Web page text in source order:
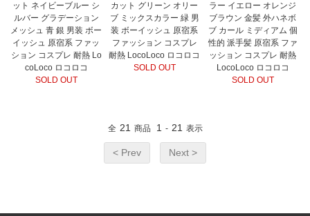
ット ネイビーブルー シ
ルバー グラデーション
メッシュ 青 銀 男装 ボー
イッシュ 原宿系 ファッ
ション コスプレ 耐熱 Lo
coLoco ロコロコ
SOLD OUT
カット グリーン オリー
ブ ミックスカラー 緑 男
装 ボーイッシュ 原宿系
ファッション コスプレ
耐熱 LocoLoco ロコロコ
SOLD OUT
ラー イエロー オレンジ
ブラウン 金髪 外ハネボ
ブ カール ミディアム 個
性的 派手髪 原宿系 ファ
ッション コスプレ 耐熱
LocoLoco ロコロコ
SOLD OUT
全 21 商品 1 - 21 表示
< Prev Next >